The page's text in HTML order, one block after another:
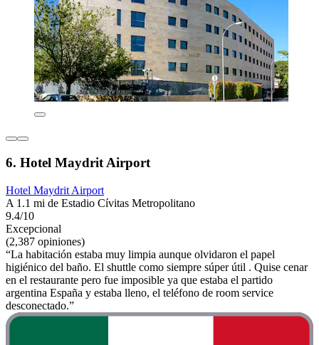
6. Hotel Maydrit Airport
Hotel Maydrit Airport
A 1.1 mi de Estadio Cívitas Metropolitano
9.4/10
Excepcional
(2,387 opiniones)
“La habitación estaba muy limpia aunque olvidaron el papel
higiénico del baño. El shuttle como siempre súper útil . Quise cenar
en el restaurante pero fue imposible ya que estaba el partido
argentina España y estaba lleno, el teléfono de room service
desconectado.”